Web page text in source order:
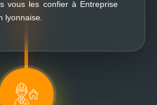
vous les confier à Entreprise
lyonnaise.